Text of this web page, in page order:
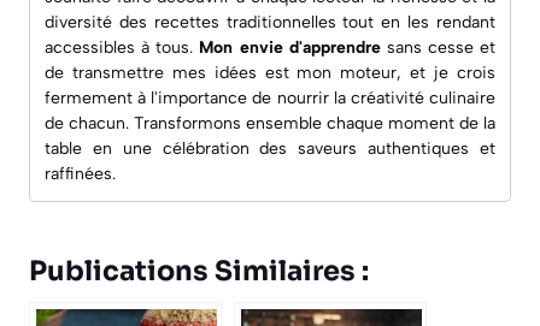
diversité des recettes traditionnelles tout en les rendant
accessibles à tous. Mon envie d'apprendresans cesse et
de transmettre mes idées est mon moteur, et je crois
fermement à l'importance de nourrir la créativité culinaire
de chacun. Transformons ensemble chaque moment de la
table en une célébration des saveurs authentiques et
raffinées.
Publications Similaires :